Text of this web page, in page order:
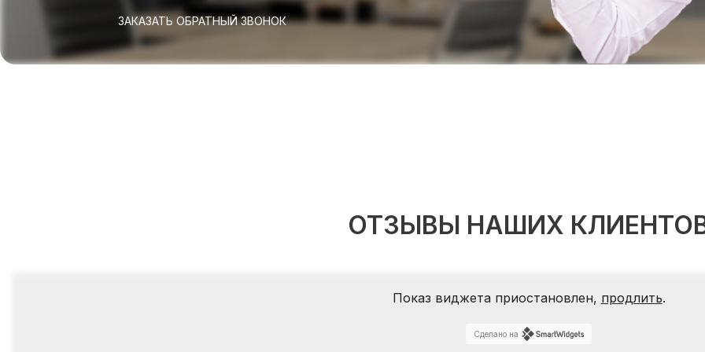
ЗАКАЗАТЬ ОБРАТНЫЙ ЗВОНОК
ОТЗЫВЫ НАШИХ
Показ виджета приостановлен, продлить.
Сделано на